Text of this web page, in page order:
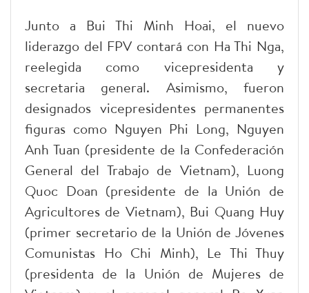
Junto a Bui Thi Minh Hoai, el nuevo
liderazgo del FPV contará con Ha Thi Nga,
reelegida como vicepresidenta y
secretaria general. Asimismo, fueron
designados vicepresidentes permanentes
figuras como Nguyen Phi Long, Nguyen
Anh Tuan (presidente de la Confederación
General del Trabajo de Vietnam), Luong
Quoc Doan (presidente de la Unión de
Agricultores de Vietnam), Bui Quang Huy
(primer secretario de la Unión de Jóvenes
Comunistas Ho Chi Minh), Le Thi Thuy
(presidenta de la Unión de Mujeres de